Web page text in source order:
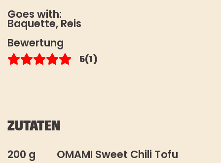
FAQ
STOREFINDER
Goes with:
Baquette, Reis
Bewertung
5(1)
ZUTATEN
200 g
OMAMI Sweet Chili Tofu
Datenschutzbestimmungen
Abmeldung vom Newsletter ist
jederzeit möglich.
*Pflichtfeld